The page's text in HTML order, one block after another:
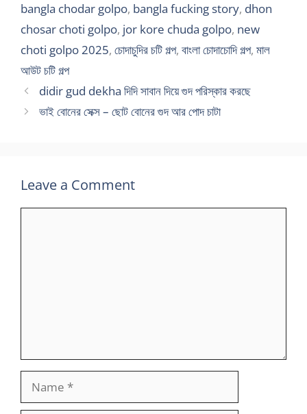
bangla chodar golpo, bangla fucking story, dhon
chosar choti golpo, jor kore chuda golpo, new
choti golpo 2025, চোদাচুদির চটি গল্প, বাংলা চোদাচোদি গল্প, মাল
আউট চটি গল্প
didir gud dekha দিদি সাবান দিয়ে গুদ পরিস্কার করছে
ভাই বোনের সেক্স – ছোট বোনের গুদ আর পোদ চাটা
Leave a Comment